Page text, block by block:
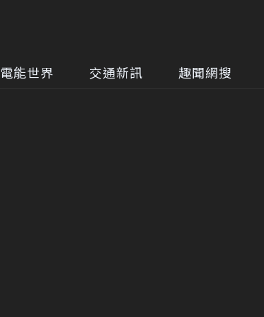
電能世界 交通新訊 趣聞網搜